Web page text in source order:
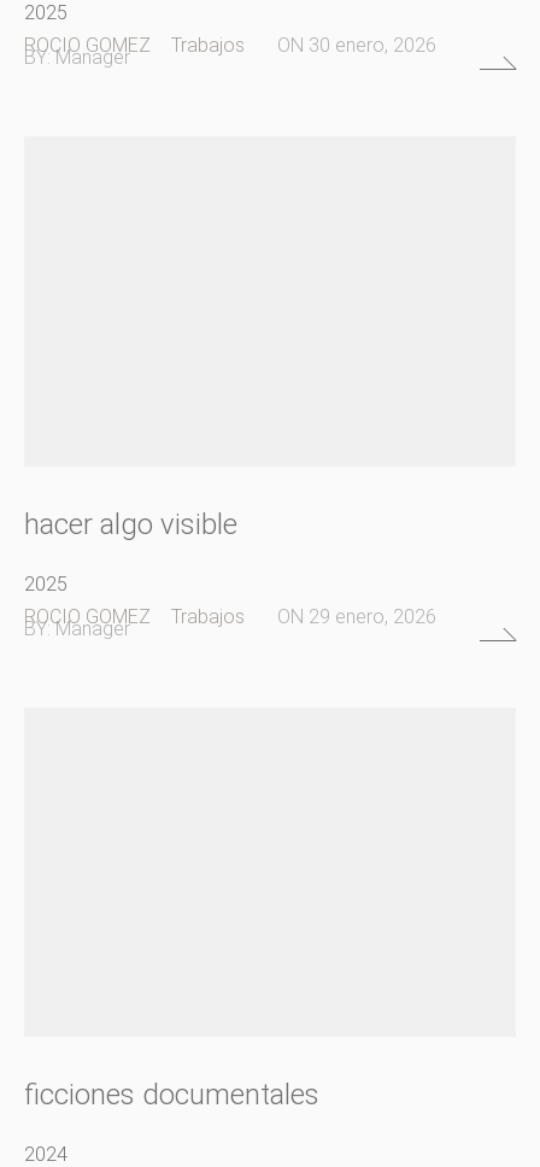
2025
ROCIO GOMEZ
Trabajos ON 30 enero, 2026
BY:Manager
hacer algo visible
2025
ROCIO GOMEZ
Trabajos ON 29 enero, 2026
BY:Manager
ficciones documentales
2024